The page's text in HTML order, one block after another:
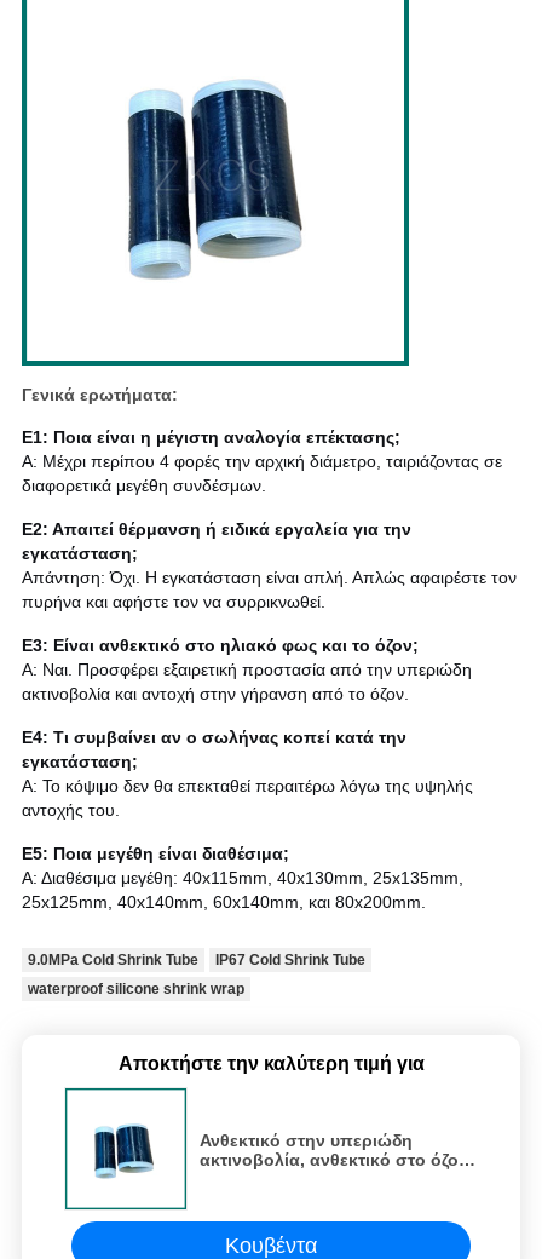
Γενικά ερωτήματα:
Ε1: Ποια είναι η μέγιστη αναλογία επέκτασης;
Α: Μέχρι περίπου 4 φορές την αρχική διάμετρο, ταιριάζοντας σε
διαφορετικά μεγέθη συνδέσμων.
Ε2: Απαιτεί θέρμανση ή ειδικά εργαλεία για την
εγκατάσταση;
Απάντηση: Όχι. Η εγκατάσταση είναι απλή. Απλώς αφαιρέστε τον
πυρήνα και αφήστε τον να συρρικνωθεί.
Ε3: Είναι ανθεκτικό στο ηλιακό φως και το όζον;
Α: Ναι. Προσφέρει εξαιρετική προστασία από την υπεριώδη
ακτινοβολία και αντοχή στην γήρανση από το όζον.
Ε4: Τι συμβαίνει αν ο σωλήνας κοπεί κατά την
εγκατάσταση;
Α: Το κόψιμο δεν θα επεκταθεί περαιτέρω λόγω της υψηλής
αντοχής του.
Ε5: Ποια μεγέθη είναι διαθέσιμα;
Α: Διαθέσιμα μεγέθη: 40x115mm, 40x130mm, 25x135mm,
25x125mm, 40x140mm, 60x140mm, και 80x200mm.
9.0MPa Cold Shrink Tube
IP67 Cold Shrink Tube
waterproof silicone shrink wrap
Αποκτήστε την καλύτερη τιμή για
Ανθεκτικό στην υπεριώδη
ακτινοβολία, ανθεκτικό στο όζον,
Κουβέντα